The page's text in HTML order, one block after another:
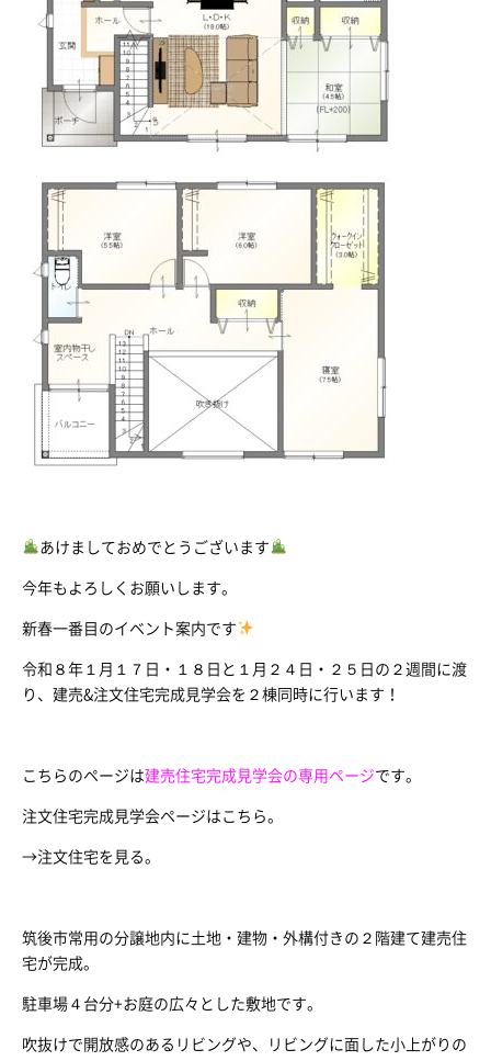
あけましておめでとうございます
今年もよろしくお願いします。
新春一番目のイベント案内です
令和８年１月１７日・１８日と１月２４日・２５日の２週間に渡
り、建売&注文住宅完成見学会を２棟同時に行います！
こちらのページは建売住宅完成見学会の専用ページです。
注文住宅完成見学会ページはこちら。
→注文住宅を見る。
筑後市常用の分譲地内に土地・建物・外構付きの２階建て建売住
宅が完成。
駐車場４台分+お庭の広々とした敷地です。
吹抜けで開放感のあるリビングや、リビングに面した小上がりの